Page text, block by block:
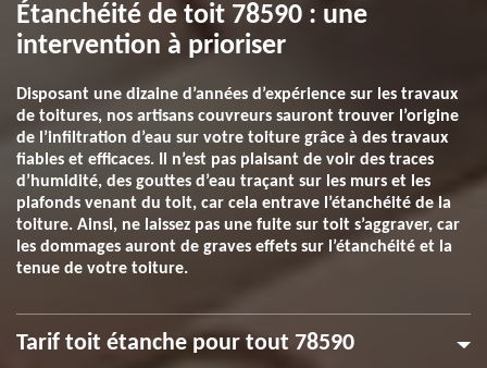
Étanchéité de toit 78590 : une
intervention à prioriser
Disposant une dizaine d’années d’expérience sur les travaux
de toitures, nos artisans couvreurs sauront trouver l’origine
de l’infiltration d’eau sur votre toiture grâce à des travaux
fiables et efficaces. Il n’est pas plaisant de voir des traces
d’humidité, des gouttes d’eau traçant sur les murs et les
plafonds venant du toit, car cela entrave l’étanchéité de la
toiture. Ainsi, ne laissez pas une fuite sur toit s’aggraver, car
les dommages auront de graves effets sur l’étanchéité et la
tenue de votre toiture.
Tarif toit étanche pour tout 78590